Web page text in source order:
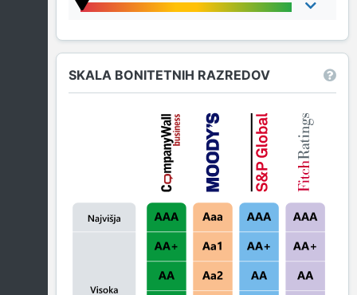
SKALA BONITETNIH RAZREDOV